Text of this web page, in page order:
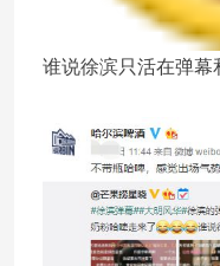
谁说徐滨只活在弹幕